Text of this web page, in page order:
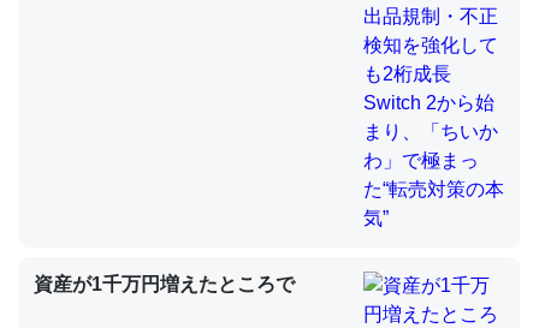
─ニュース :: 【研究発表】昆虫学の大問題＝「昆虫はなぜ海にいな
論文では「淡水はカルシウムも酸素も不足してて両方に不
利だから両方が拮抗してるのでは」とあって面白い。海に
ずキチンを強化してる筈だが、酵素が違うのか？
─ニュース :: 【研究発表】昆虫学の大問題＝「昆虫はなぜ海にいな
資産が1千万円増えたところで